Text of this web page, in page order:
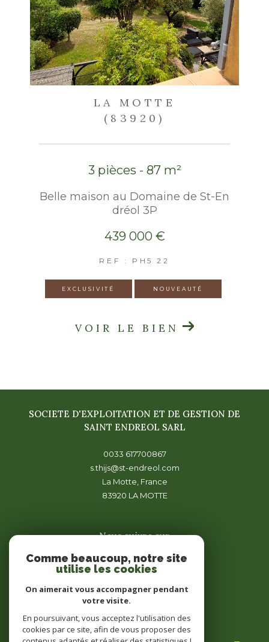
LA MOTTE
(83920)
3 pièces - 87 m²
Belle maison au Domaine de St-En
dréol 3P
439 000 €
REF : PH5 22
EXCLUSIVITÉ NOUVEAUTÉ
VOIR LE BIEN
SOCIETE D'EXPLOITATION ET DE GESTION DE
SAINT ENDREOL SARL
0033 617700867
s.thijs@st-endreol.com
La Motte, France
83920
LA MOTTE
Nous suivre sur
Adhérents
Comme beaucoup, notre site
utilise les cookies
On aimerait vous accompagner pendant
votre visite.
En poursuivant, vous acceptez l'utilisation des
cookies par ce site, afin de vous proposer des